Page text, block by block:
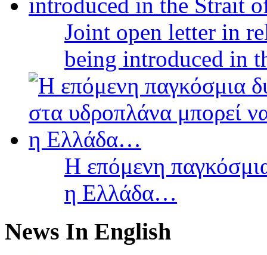
Joint open letter in
being introduced in
Η επόμενη
η Ελλάδα…
News In English